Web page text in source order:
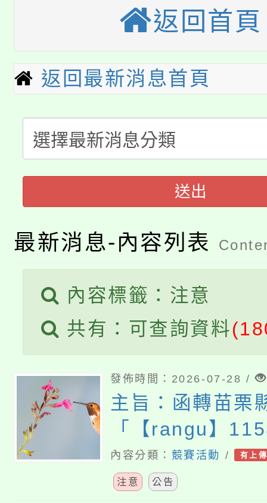
程，歡迎學生輔導中心
心理、諮商輔導、社會
系所師生報名參加。
縣市「校園短影音徵
門員」簡章及活動海報
踴躍報名參加。
桃園市115學年度學生
要點
展演活動實施計畫」
115年度「教育部表揚
公告本校115學年度第
代理(課)教師甄選結果(
「2026金融保險知識
車」活動
桃園市115學年度學生
生本土語及新住民語歌
公告本校115學年度第
代理(課)教師甄選結果(
轉知中國文化大學推廣
《TA101》溝通分析基
程，歡迎學生輔導中心
心理、諮商輔導、社會
系所師生報名參加。
轉知苗栗縣政府辦理
縣市「校園短影音徵
踴躍報名參加。
桃園市115學年度學生
要點
「桃園市補助參觀特色
展演活動實施計畫」
115年度「教育部表揚
義教育推展貢獻獎」
返回首頁
返回最新消息首頁
送出
最新消息-內容列表
內容標籤：注意
共有：可查詢資料
發佈時間：2026-07-28 /
主旨：函轉苗栗
「【rangu】
全國原住民族樂
動延期辦理一案
內容分類： 競賽活動 / 有上
注意 公告